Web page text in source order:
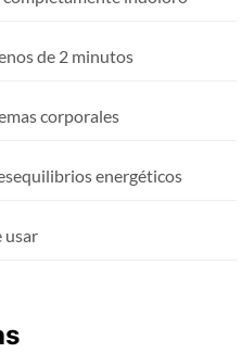
de 2 minutos
corporales
energéticos
usar